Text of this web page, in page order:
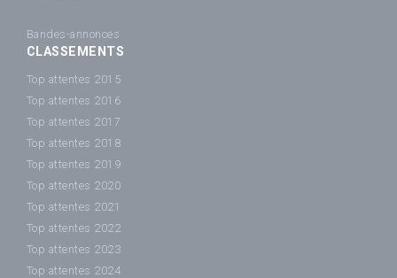
Bandes-annonces
CLASSEMENTS
Top attentes 2015
Top attentes 2016
Top attentes 2017
Top attentes 2018
Top attentes 2019
Top attentes 2020
Top attentes 2021
Top attentes 2022
Top attentes 2023
Top attentes 2024